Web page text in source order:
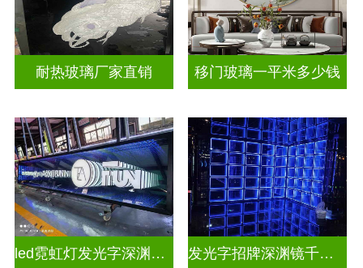
耐热玻璃厂家直销 移门玻璃一平米多少钱
led霓虹灯发光字深渊镜千层镜 发光字招牌深渊镜千层镜